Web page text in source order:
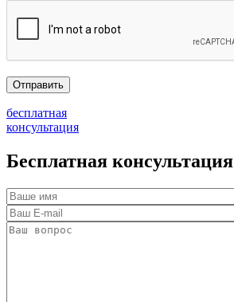
бесплатная
консультация
Бесплатная консультация